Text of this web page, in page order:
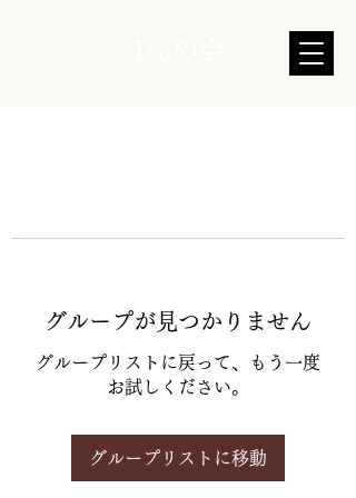
グループが見つかりません
グループリストに戻って、もう一度
お試しください。
グループリストに移動